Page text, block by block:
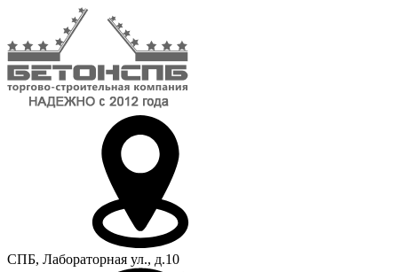
СПБ, Лабораторная ул., д.10